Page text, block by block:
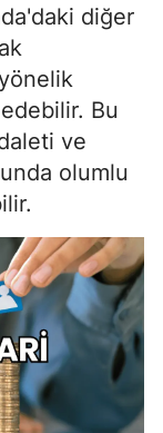
diğer
yönelik
Bu
ve
olumlu